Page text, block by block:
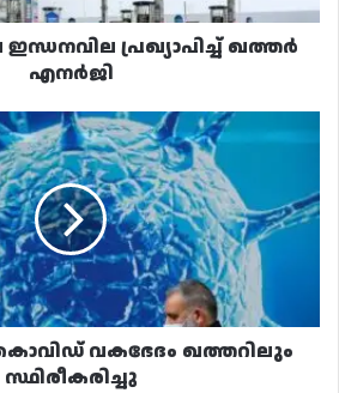
പ്രഖ്യാപിച്ച് ഖത്തർ
എനർജി
വകഭേദം ഖത്തറിലും
സ്ഥിരീകരിച്ചു